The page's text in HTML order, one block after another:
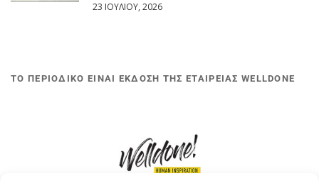
23 ΙΟΥΛΊΟΥ, 2026
ΤΟ ΠΕΡΙΟΔΙΚΟ ΕΙΝΑΙ ΕΚΔΟΣΗ ΤΗΣ ΕΤΑΙΡΕΙΑΣ WELLDONE